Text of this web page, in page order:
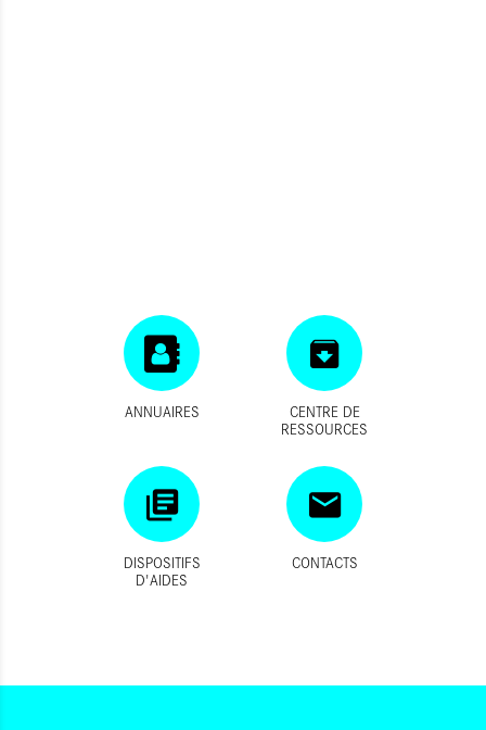
ANNUAIRES
CENTRE DE
RESSOURCES
DISPOSITIFS
D'AIDES
CONTACTS